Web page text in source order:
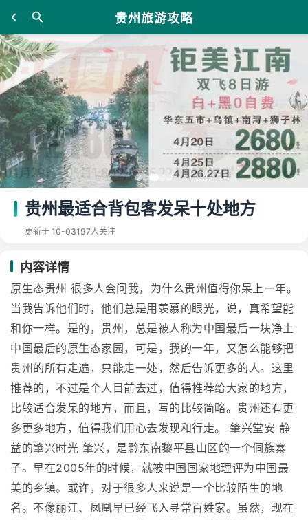
贵州旅游攻略
贵州最适合背包客发呆十处地方
更新于 10-03197人关注
内容详情
原生态贵州 很多人会问我，为什么贵州值得你呆上一年。
当我告诉他们时，他们总是用羡慕的眼光，说，真希望能
和你一样。是的，贵州，总是被人称为中国最后一块净土
中国最后的原生态家园，可是，我的一年，又怎么能够把
贵州的所有走遍，只能走一处，然后告诉更多的人。这里
推荐的，不过是个人目前去过，值得推荐给大家的地方，
比较适合发呆的地方，而且，写的比较简略。贵州还有更
多更多地方，值得我们用心去发现和行走。 肇兴堂安 静
益的肇兴时光 肇兴，是黔东南黎平县山区的一个侗族寨
子。早在2005年的时候，就被中国国家地理评为中国最
美的乡镇。或许，对于很多人来说是一个比较陌生的地
名。不像丽江、凤凰早已经飞入寻常百姓家。虽然，现在